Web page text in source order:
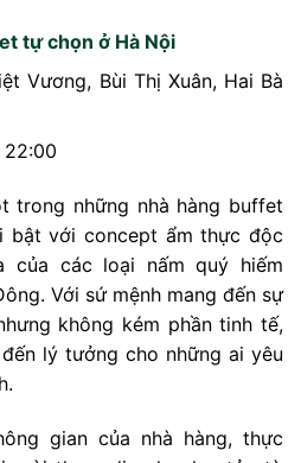
tự chọn ở Hà Nội
Vương, Bùi Thị Xuân, Hai Bà
22:00
trong những nhà hàng buffet
bật với concept ẩm thực độc
của các loại nấm quý hiếm
Với sứ mệnh mang đến sự
không kém phần tinh tế,
lý tưởng cho những ai yêu
gian của nhà hàng, thực